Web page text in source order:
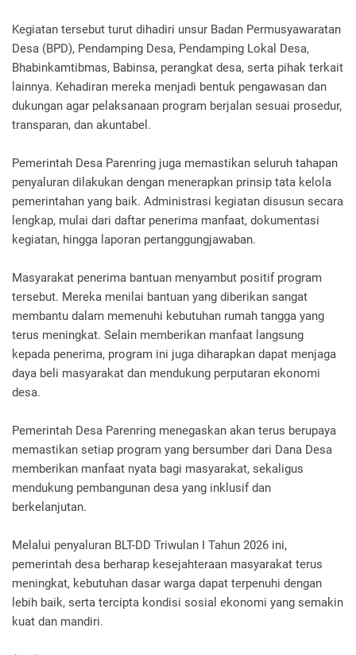
Kegiatan tersebut turut dihadiri unsur Badan Permusyawaratan
Desa (BPD), Pendamping Desa, Pendamping Lokal Desa,
Bhabinkamtibmas, Babinsa, perangkat desa, serta pihak terkait
lainnya. Kehadiran mereka menjadi bentuk pengawasan dan
dukungan agar pelaksanaan program berjalan sesuai prosedur,
transparan, dan akuntabel.
Pemerintah Desa Parenring juga memastikan seluruh tahapan
penyaluran dilakukan dengan menerapkan prinsip tata kelola
pemerintahan yang baik. Administrasi kegiatan disusun secara
lengkap, mulai dari daftar penerima manfaat, dokumentasi
kegiatan, hingga laporan pertanggungjawaban.
Masyarakat penerima bantuan menyambut positif program
tersebut. Mereka menilai bantuan yang diberikan sangat
membantu dalam memenuhi kebutuhan rumah tangga yang
terus meningkat. Selain memberikan manfaat langsung
kepada penerima, program ini juga diharapkan dapat menjaga
daya beli masyarakat dan mendukung perputaran ekonomi
desa.
Pemerintah Desa Parenring menegaskan akan terus berupaya
memastikan setiap program yang bersumber dari Dana Desa
memberikan manfaat nyata bagi masyarakat, sekaligus
mendukung pembangunan desa yang inklusif dan
berkelanjutan.
Melalui penyaluran BLT-DD Triwulan I Tahun 2026 ini,
pemerintah desa berharap kesejahteraan masyarakat terus
meningkat, kebutuhan dasar warga dapat terpenuhi dengan
lebih baik, serta tercipta kondisi sosial ekonomi yang semakin
kuat dan mandiri.